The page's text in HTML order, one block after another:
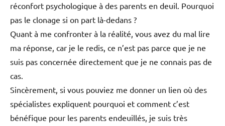
réconfort psychologique à des parents en deuil. Pourquoi
pas le clonage si on part là-dedans ?
Quant à me confronter à la réalité, vous avez du mal lire
ma réponse, car je le redis, ce n’est pas parce que je ne
suis pas concernée directement que je ne connais pas de
cas.
Sincèrement, si vous pouviez me donner un lien où des
spécialistes expliquent pourquoi et comment c’est
bénéfique pour les parents endeuillés, je suis très